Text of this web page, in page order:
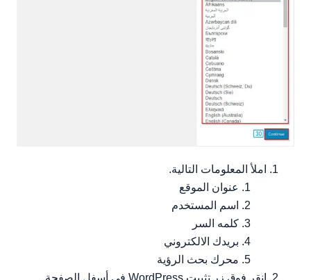
املأ المعلومات التالية.
عنوان الموقع
اسم المستخدم
كلمه السر
بريدك الالكتروني
محرك بحث الرؤية
انقر فوق زر تثبيت WordPress في أسفل الصفحة.